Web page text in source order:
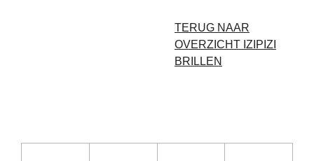
TERUG NAAR
OVERZICHT IZIPIZI
BRILLEN